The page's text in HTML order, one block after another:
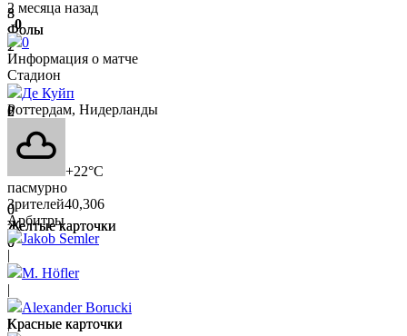
3
Фолы
2
2
Офсайды
0
Желтые карточки
0
0
Красные карточки
8
Фолы
7
0
Офсайды
0
Желтые карточки
0
0
Красные карточки
2 месяца назад
0
0
Информация о матче
Стадион
Де Куйп
Роттердам, Нидерланды
+22°C
пасмурно
Зрителей40,306
Арбитры
Jakob Semler
|
M. Höfler
|
Alexander Borucki
|